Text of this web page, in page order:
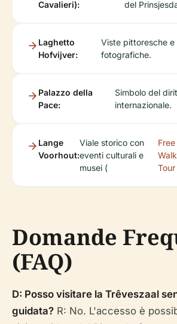
Cavalieri):
del
Laghetto
Hofvijver:
Viste pittoresche
fotografiche.
Palazzo della
Pace:
Simbolo del
internazionale.
Lange
Voorhout:
Viale storico con
eventi culturali e
musei (
Free
Tour
Domande
(FAQ)
D: Posso visitare la Trêveszaal
guidata? R: No. L'accesso è